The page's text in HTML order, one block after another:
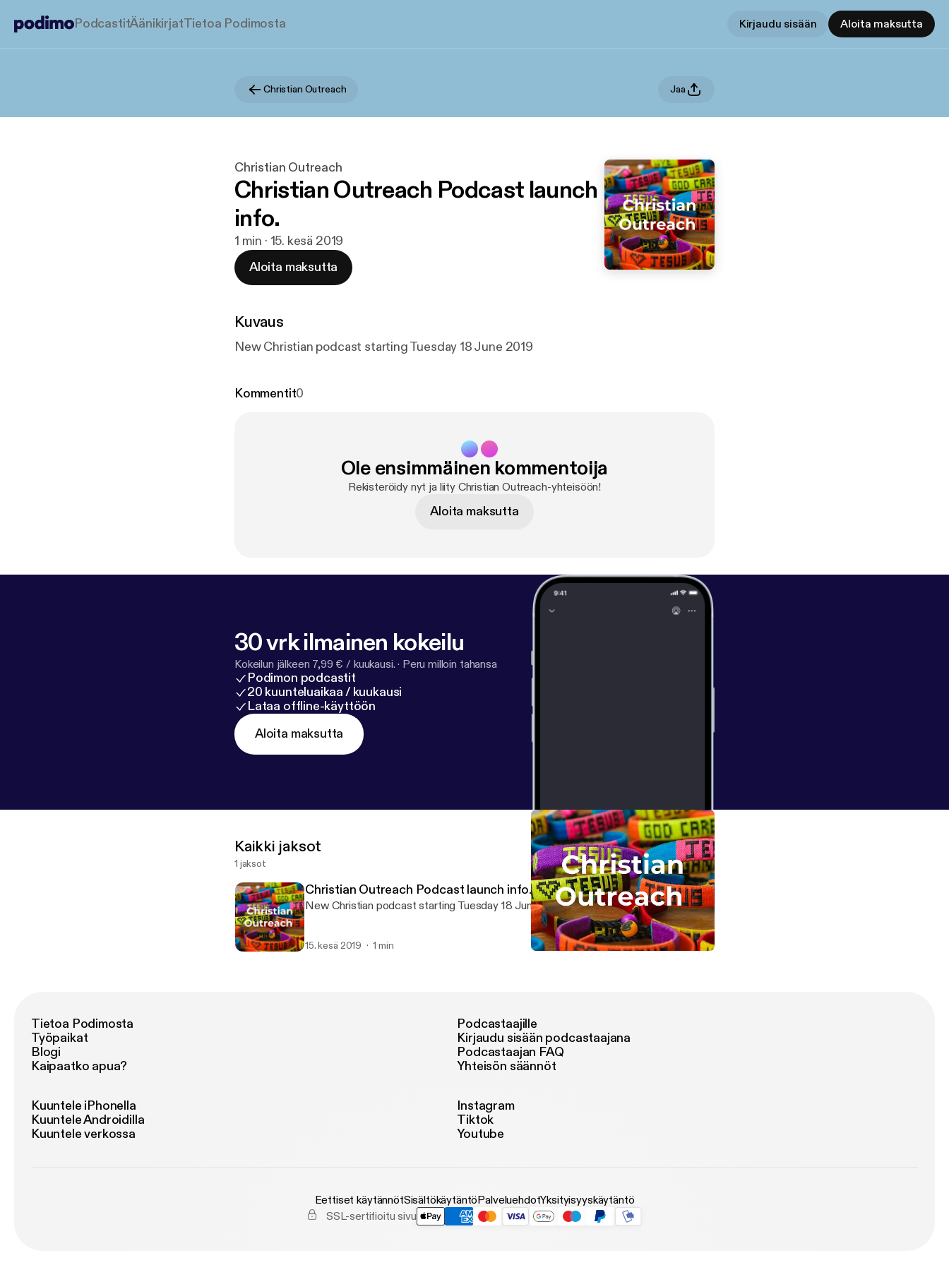
PodcastitÄänikirjatTietoa Podimosta Kirjaudu sisään Aloita maksutta
Christian Outreach Jaa
Christian Outreach
Christian Outreach Podcast launch
info.
1 min · 15. kesä 2019
Aloita maksutta
Kuvaus
New Christian podcast starting Tuesday 18 June 2019
Kommentit0
Ole ensimmäinen kommentoija
Rekisteröidy nyt ja liity Christian Outreach-yhteisöön!
Aloita maksutta
30 vrk ilmainen kokeilu
Kokeilun jälkeen 7,99 € / kuukausi. · Peru milloin tahansa
Podimon podcastit
20 kuunteluaikaa / kuukausi
Lataa offline-käyttöön
Aloita maksutta
Kaikki jaksot
1 jaksot
Christian Outreach Podcast launch info.
New Christian podcast starting Tuesday 18 June 2019
15. kesä 2019 1 min
Tietoa Podimosta
Työpaikat
Blogi
Kaipaatko apua?
Podcastaajille
Kirjaudu sisään podcastaajana
Podcastaajan FAQ
Yhteisön säännöt
Kuuntele iPhonella
Kuuntele Androidilla
Kuuntele verkossa
Instagram
Tiktok
Youtube
Eettiset käytännötSisältökäytäntöPalveluehdotYksityisyyskäytäntö
SSL-sertifioitu sivu